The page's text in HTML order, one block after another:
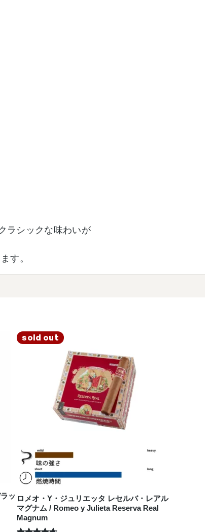
ラシックな味わいが
す。
ッ
sold out
ロメオ・Y・ジュリエッタ レセルバ・レアル
マグナム / Romeo y Julieta Reserva Real
Magnum